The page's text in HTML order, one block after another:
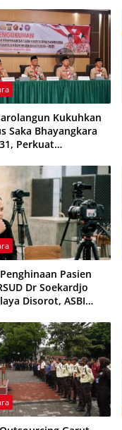
Kukuhkan
Saka Bhayangkara
Perkuat
Pasien
Dr Soekardjo
Disorot, ASBI